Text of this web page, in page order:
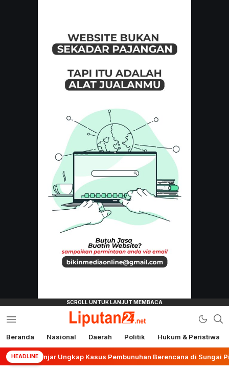
liputan24.net
Beranda Nasional Daerah Politik Hukum & Peristiwa
HEADLINE
Banjar Ungkap Kasus Pembunuhan Berencana di Sungai Pinang